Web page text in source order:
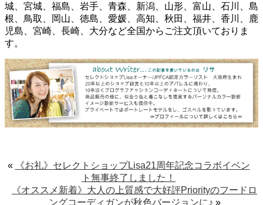
城、宮城、福島、岩手、青森、新潟、山形、富山、石川、島
根、鳥取、岡山、徳島、愛媛、高知、秋田、福井、香川、鹿
児島、宮崎、長崎、大分など全国からご注文頂いておりま
す。
«
《お礼》セレクトショップLisa21周年記念コラボイベン
ト無事終了しました！
《オススメ新着》大人の上質感で大好評Priorityのフードロ
ングコーディガンが秋色バージョンに♪ »